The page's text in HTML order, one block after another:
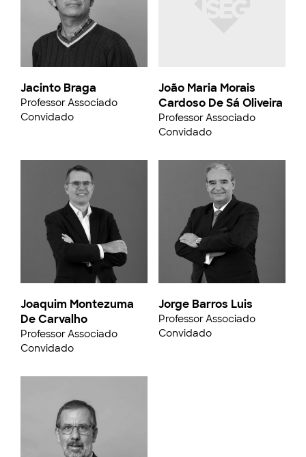
Jacinto Braga
Professor Associado
Convidado
Joaquim Montezuma
De Carvalho
Professor Associado
Convidado
João Maria Morais
Cardoso De Sá Oliveira
Professor Associado
Convidado
Jorge Barros Luis
Professor Associado
Convidado